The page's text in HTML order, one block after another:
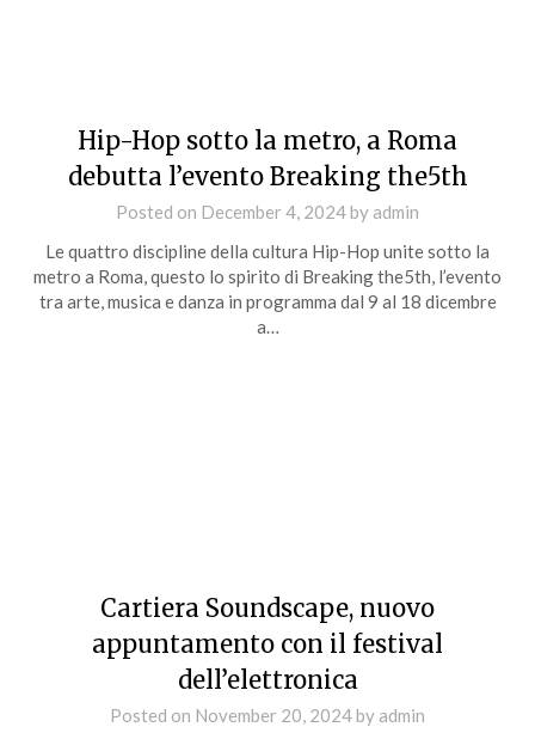
Hip-Hop sotto la metro, a Roma
debutta l’evento Breaking the5th
Posted on December 4, 2024by admin
Le quattro discipline della cultura Hip-Hop unite sotto la
metro a Roma, questo lo spirito di Breaking the5th, l’evento
tra arte, musica e danza in programma dal 9 al 18 dicembre
a…
Cartiera Soundscape, nuovo
appuntamento con il festival
dell’elettronica
Posted on November 20, 2024by admin